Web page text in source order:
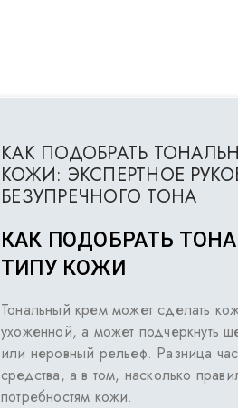
КАК ПОДОБРАТЬ
КОЖИ: ЭКСПЕРТНОЕ
БЕЗУПРЕЧНОГО ТОНА
КАК ПОДОБРАТЬ
ТИПУ КОЖИ
Тональный крем может сделать
ухоженной, а может подчеркнуть
или неровный рельеф. Разница
средства, а в том, насколько
потребностям кожи.